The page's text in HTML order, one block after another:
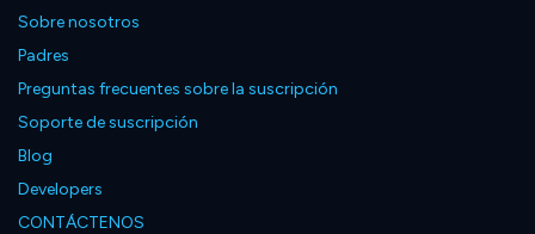
Sobre nosotros
Padres
Preguntas frecuentes sobre la suscripción
Soporte de suscripción
Blog
Developers
CONTÁCTENOS